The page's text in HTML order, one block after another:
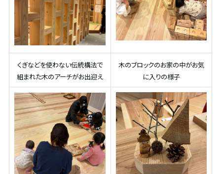
くぎなどを使わない伝統構法で
組まれた木のアーチがお出迎え
木のブロックのお家の中がお気
に入りの様子